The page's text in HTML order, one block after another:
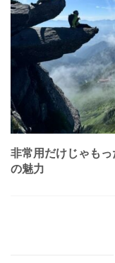
非常用だけじゃもっ
の魅力